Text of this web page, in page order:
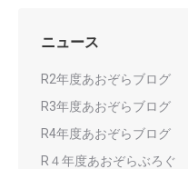
ニュース
R2年度あおぞらブログ
R3年度あおぞらブログ
R4年度あおぞらブログ
R４年度あおぞらぶろぐ